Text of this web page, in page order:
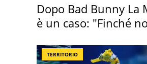
Dopo Bad Bunny La
è un caso: "Finché
TERRITORIO